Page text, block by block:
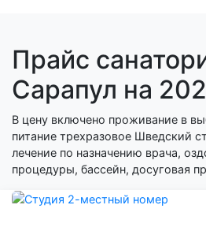
Прайс
Сарапул на
В цену включено проживание в
питание трехразовое Шведский
лечение по назначению врача,
процедуры, бассейн, досуговая